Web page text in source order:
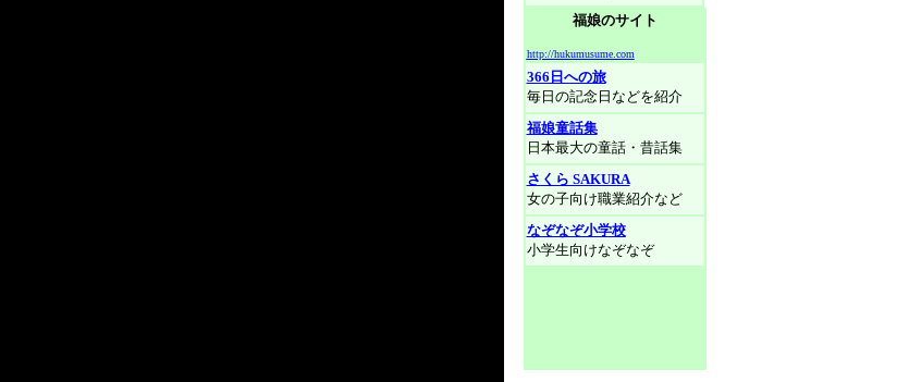
福娘のサイト
http://hukumusume.com
366日への旅
毎日の記念日などを紹介
福娘童話集
日本最大の童話・昔話集
さくら SAKURA
女の子向け職業紹介など
なぞなぞ小学校
小学生向けなぞなぞ